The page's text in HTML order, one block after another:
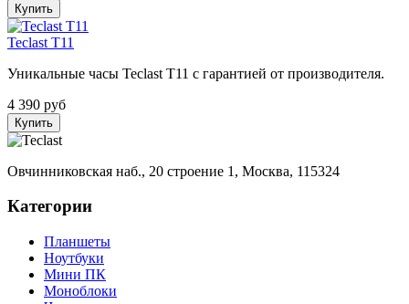
Купить
Teclast T11
Уникальные часы Teclast T11 с гарантией от производителя.
4 390 руб
Купить
Овчинниковская наб., 20 строение 1, Москва, 115324
Категории
Планшеты
Ноутбуки
Мини ПК
Моноблоки